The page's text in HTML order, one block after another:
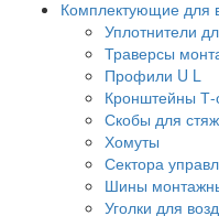
Комплектующие для
Уплотнители
Траверсы
Профили U L
Кронштейны
Скобы для
Хомуты
Сектора
Шины
Уголки для